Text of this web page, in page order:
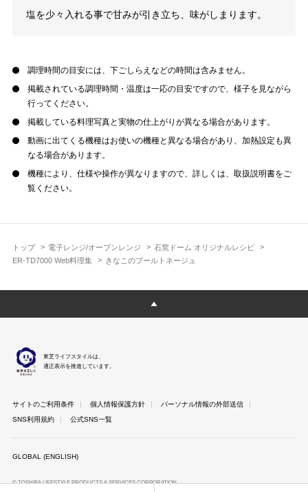
トップ 電子レンジ/オーブンレンジ
石窯ドーム オリジナルレシピ
ER-TD7000 Web料理集
きなこのブールトネージュ
塩を少々入れる事で甘みが引き立ち、味がしまります。
調理時間の目安には、下ごしらえなどの時間は含みません。
掲載されている調理時間・温度は一応の目安ですので、様子を見ながら
行ってください。
掲載している料理写真と実物の仕上がりが異なる場合があります。
動画に出てくる機種はお使いの機種と異なる場合があり、加熱設定も異
なる場合があります。
機種により、仕様や操作が異なりますので、詳しくは、取扱説明書をご
覧ください。
東芝ライフスタイルは、
適正表示を推進しています。
サイトのご利用条件 個人情報保護方針
パーソナル情報の外部送信
SNS利用規約
公式SNS一覧
GLOBAL (ENGLISH)
© TOSHIBA LIFESTYLE PRODUCTS & SERVICES CORPORATION